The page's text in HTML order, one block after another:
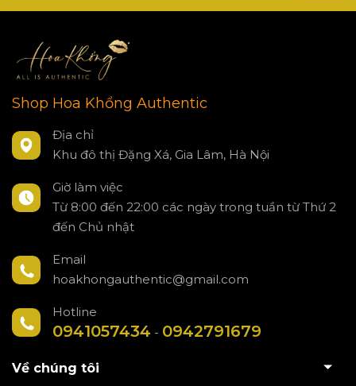
Shop Hoa Khổng Authentic
Địa chỉ
Khu đô thị Đặng Xá, Gia Lâm, Hà Nội
Giờ làm việc
Từ 8:00 đến 22:00 các ngày trong tuần từ Thứ 2
đến Chủ nhật
Email
hoakhongauthentic@gmail.com
Hotline
0941057434 - 0942791679
Về chúng tôi